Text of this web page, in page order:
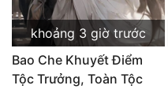
khoảng 3 giờ trước
Bao Che Khuyết Điểm
Tộc Trưởng, Toàn Tộc